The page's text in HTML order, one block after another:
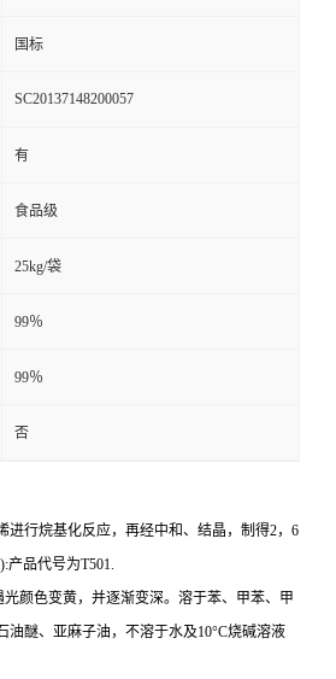
国标
SC20137148200057
有
食品级
25kg/袋
99％
99％
否
进行烷基化反应，再经中和、结晶，制得2，6
产品代号为T501.
颜色变黄，并逐渐变深。溶于苯、甲苯、甲
油醚、亚麻子油，不溶于水及10°C烧碱溶液